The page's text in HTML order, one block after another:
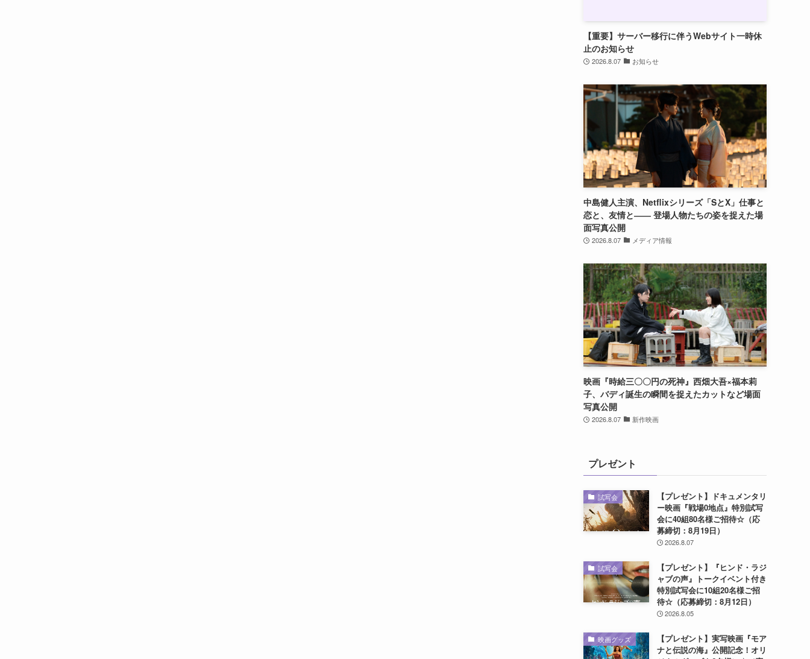
【重要】サーバー移行に伴うWebサイト一時休
止のお知らせ
2026.8.07 お知らせ
中島健人主演、Netflixシリーズ「SとX」仕事と
恋と、友情と―― 登場人物たちの姿を捉えた場
面写真公開
2026.8.07 メディア情報
映画『時給三〇〇円の死神』西畑大吾×福本莉
子、バディ誕生の瞬間を捉えたカットなど場面
写真公開
2026.8.07 新作映画
プレゼント
試写会
【プレゼント】ドキュメンタリ
ー映画『戦場0地点』特別試写
会に40組80名様ご招待☆（応
募締切：8月19日）
2026.8.07
試写会
【プレゼント】『ヒンド・ラジ
ャブの声』トークイベント付き
特別試写会に10組20名様ご招
待☆（応募締切：8月12日）
2026.8.05
映画グッズ
【プレゼント】実写映画『モア
ナと伝説の海』公開記念！オリ